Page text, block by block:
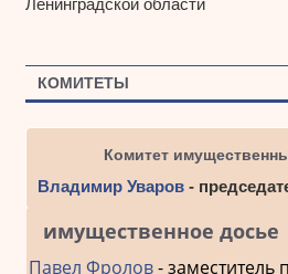
Ленинградской области
КОМИТЕТЫ
Комитет
Владимир Уваров-
имущественное досье
Павел Фролов- заместитель